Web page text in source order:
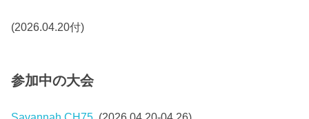
(2026.04.20付)
参加中の大会